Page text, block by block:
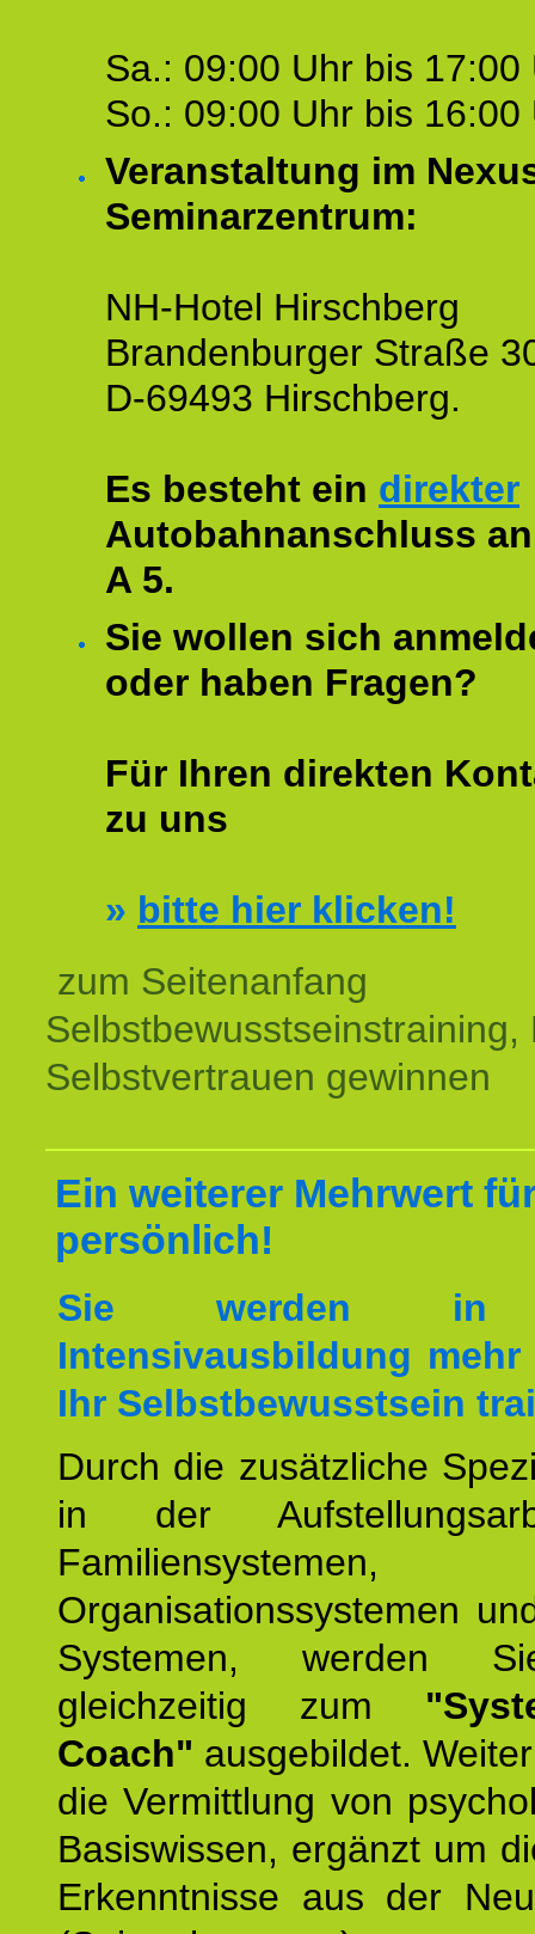
Sa.: 09:00 Uhr bis 17:00
So.: 09:00 Uhr bis 16:00
Veranstaltung im
Seminarzentrum:
NH-Hotel Hirschberg
Brandenburger Straße
D-69493 Hirschberg.
Es besteht ein direkter
Autobahnanschluss
A 5.
Sie wollen sich
oder haben Fragen?
Für Ihren direkten
zu uns
» bitte hier klicken!
zum Seitenanfang
Selbstbewusstseinstraining,
Selbstvertrauen gewinnen
Ein weiterer Mehrwert
persönlich!
Sie werden in
Intensivausbildung
Ihr Selbstbewusstsein
Durch die zusätzliche
in der
Familiensystemen,
Organisationssystemen
Systemen, werden
gleichzeitig zum
Coach" ausgebildet.
die Vermittlung von
Basiswissen, ergänzt um
Erkenntnisse aus der